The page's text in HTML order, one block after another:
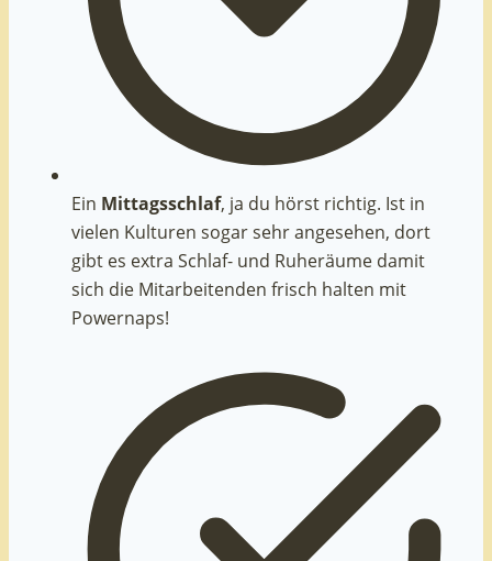
Ein Mittagsschlaf, ja du hörst richtig. Ist in
vielen Kulturen sogar sehr angesehen, dort
gibt es extra Schlaf- und Ruheräume damit
sich die Mitarbeitenden frisch halten mit
Powernaps!